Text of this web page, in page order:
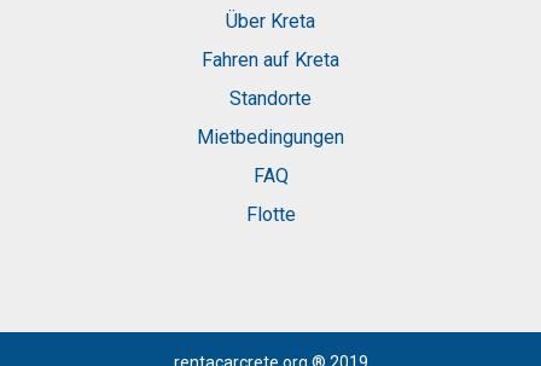
Über Kreta
Fahren auf Kreta
Standorte
Mietbedingungen
FAQ
Flotte